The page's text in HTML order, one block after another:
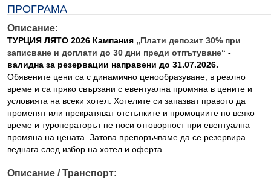
ПРОГРАМА
Описание:
ТУРЦИЯ ЛЯТО 2026 Кампания „Плати депозит 30% при
записване и доплати до 30 дни преди отпътуване“ -
валидна за резервации направени до 31.07.2026.
Обявените цени са с динамично ценообразуване, в реално
време и са пряко свързани с евентуална промяна в цените и
условията на всеки хотел. Хотелите си запазват правото да
променят или прекратяват отстъпките и промоциите по всяко
време и туроператорът не носи отговорност при евентуална
промяна на цената. Затова препоръчваме да се резервира
веднага след избор на хотел и оферта.
Описание / Транспорт: